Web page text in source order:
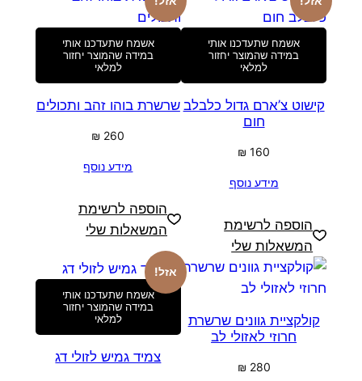
אשמח שתעדכנו אותי
במידה שהמוצר יחזור
למלאי
קישוט צ’ארם גדול כלבלב
חום
₪ 160
מידע נוסף
הוספה לרשימת
המשאלות שלי
אשמח שתעדכנו אותי
במידה שהמוצר יחזור
למלאי
שרשרת בוהו זהב ותכולים
₪ 260
מידע נוסף
הוספה לרשימת
המשאלות שלי
קולקציית גוונים שרשרת
חרוזי לאזולי לב
₪ 280
אזל!
אשמח שתעדכנו אותי
במידה שהמוצר יחזור
למלאי
צמיד גמיש לזולי דג